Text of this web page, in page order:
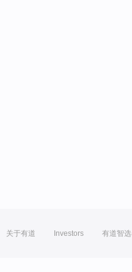
关于有道 Investors 有道智选